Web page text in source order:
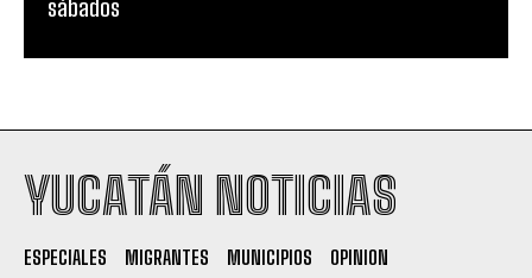
sábados
YUCATÁN NOTICIAS
ESPECIALES MIGRANTES MUNICIPIOS
OPINION